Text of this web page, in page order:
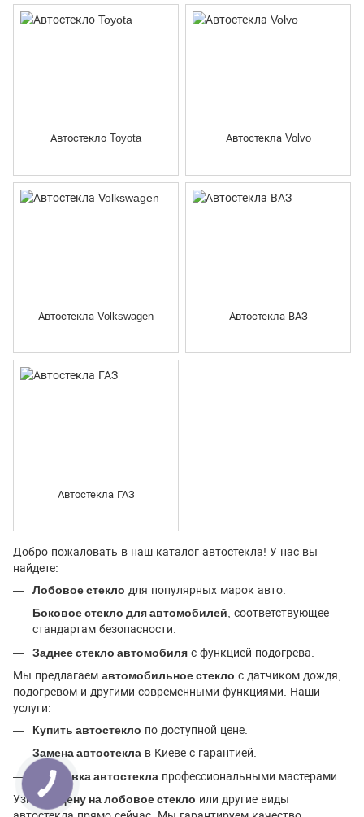
Добро пожаловать в наш каталог автостекла! У нас вы
найдете:
Лобовое стекло для популярных марок авто.
Боковое стекло для автомобилей, соответствующее
стандартам безопасности.
Заднее стекло автомобиля с функцией подогрева.
Мы предлагаем автомобильное стекло с датчиком дождя,
подогревом и другими современными функциями. Наши
услуги:
Купить автостекло по доступной цене.
Замена автостекла в Киеве с гарантией.
Установка автостекла профессиональными мастерами.
Узнайте
цену на лобовое стекло или другие виды
Автостекло Toyota Автостекла Volvo
Автостекла Volkswagen Автостекла ВАЗ
Автостекла ГАЗ